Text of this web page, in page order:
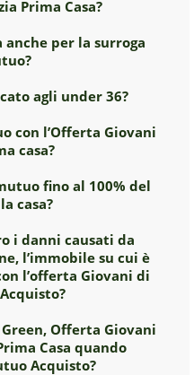
Prima Casa?
anche per la surroga
agli under 36?
con l’Offerta Giovani
casa?
fino al 100% del
casa?
i danni causati da
l’immobile su cui è
l’offerta Giovani di
Offerta Giovani
Casa quando
Acquisto?